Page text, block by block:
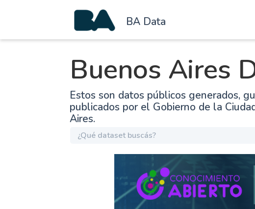
BA Data
Buenos Aires
Estos son datos públicos generados,
publicados por el Gobierno de la
Aires.